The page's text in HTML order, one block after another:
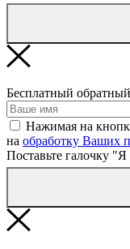
Бесплатный
Нажимая на
на обработку Ваших
Поставьте галочку